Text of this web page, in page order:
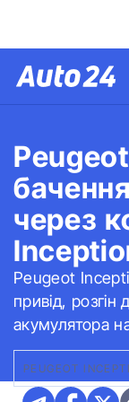
через
Peugeot
привід, розгін
акумулятора
PEUGEOT